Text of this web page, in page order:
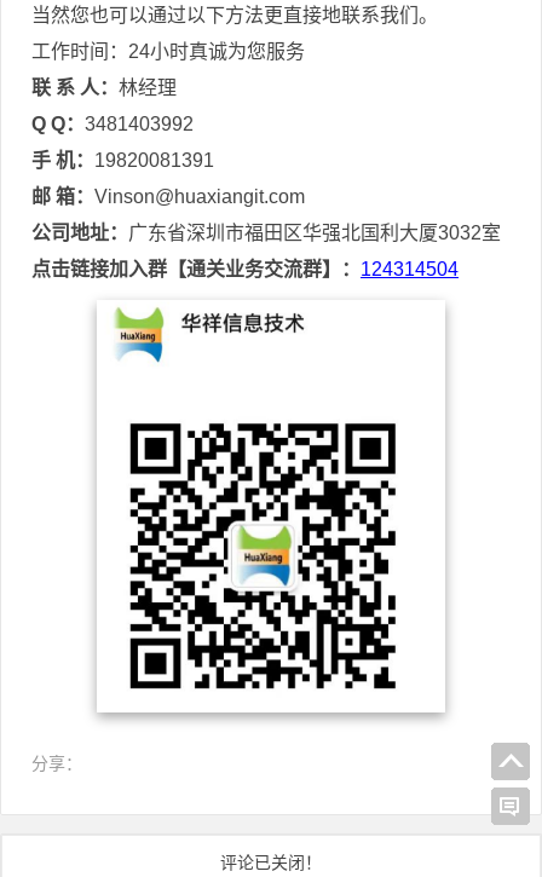
当然您也可以通过以下方法更直接地联系我们。
工作时间：24小时真诚为您服务
联 系 人： 林经理
Q Q： 3481403992
手 机： 19820081391
邮 箱： Vinson@huaxiangit.com
公司地址： 广东省深圳市福田区华强北国利大厦3032室
点击链接加入群【通关业务交流群】： 124314504
分享：
评论已关闭！